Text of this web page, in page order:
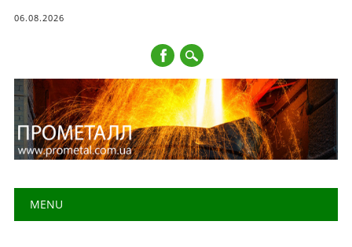
06.08.2026
Main menu
MENU